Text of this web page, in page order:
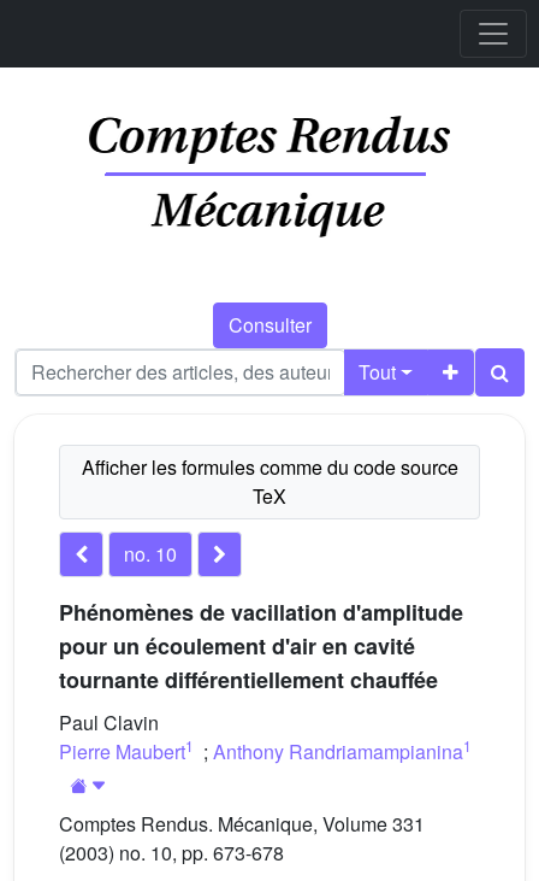
Consulter
Tout
no. 10
Phénomènes de vacillation d'amplitude
pour un écoulement d'air en cavité
tournante différentiellement chauffée
Paul Clavin
Pierre Maubert1 ; Anthony Randriamampianina1
Comptes Rendus. Mécanique, Volume 331
(2003) no. 10, pp. 673-678